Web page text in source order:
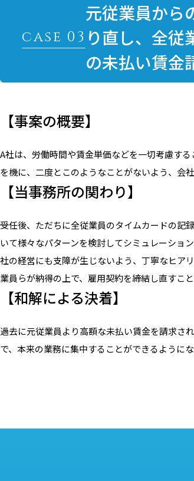
元従業員から
り直し、全従
の未払い賃金
【事案の概要】
A社は、労働時間や賃金単価などを一切考慮す
を機に、二度とこのようなことがないよう、会
【当事務所の関わり】
受任後、ただちに全従業員のタイムカードの記
いて様々なパターンを検討してシミュレーショ
社の経営にも支障が生じないよう、丁寧なヒア
業員らが納得の上で、雇用契約を締結し直すこと
【和解による決着】
過去に元従業員より高額な未払い賃金を請求さ
で、本来の業務に集中することができるようにな